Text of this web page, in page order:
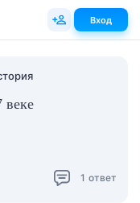
веке
1 ответ
Вход